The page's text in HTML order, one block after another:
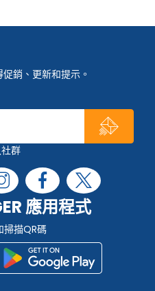
銷、更新和提示。
群
應用程式
掃描QR碼